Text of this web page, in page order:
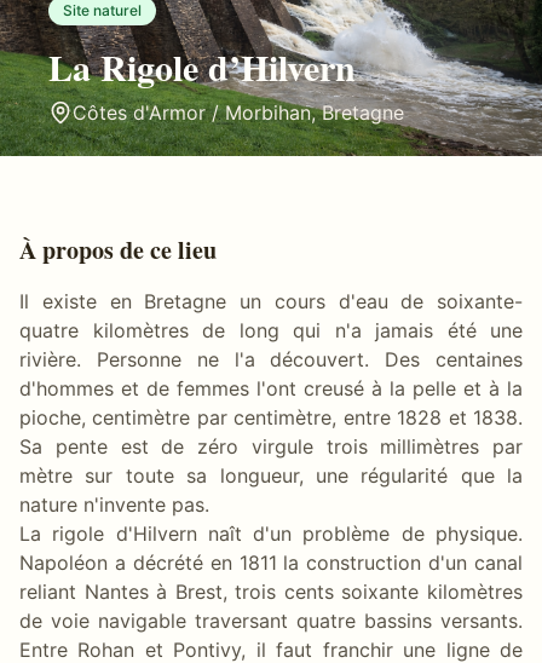
Site naturel
La Rigole d’Hilvern
Côtes d'Armor / Morbihan,Bretagne
À propos de ce lieu
Il existe en Bretagne un cours d'eau de soixante-
quatre kilomètres de long qui n'a jamais été une
rivière. Personne ne l'a découvert. Des centaines
d'hommes et de femmes l'ont creusé à la pelle et à la
pioche, centimètre par centimètre, entre 1828 et 1838.
Sa pente est de zéro virgule trois millimètres par
mètre sur toute sa longueur, une régularité que la
nature n'invente pas.
La rigole d'Hilvern naît d'un problème de physique.
Napoléon a décrété en 1811 la construction d'un canal
reliant Nantes à Brest, trois cents soixante kilomètres
de voie navigable traversant quatre bassins versants.
Entre Rohan et Pontivy, il faut franchir une ligne de